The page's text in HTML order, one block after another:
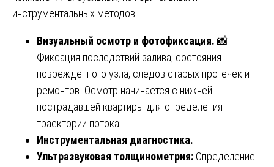
инструментальных методов:
Визуальный осмотр и фотофиксация. 📸
Фиксация последствий залива, состояния
поврежденного узла, следов старых протечек и
ремонтов. Осмотр начинается с нижней
пострадавшей квартиры для определения
траектории потока.
Инструментальная диагностика.
Ультразвуковая толщинометрия: Определение